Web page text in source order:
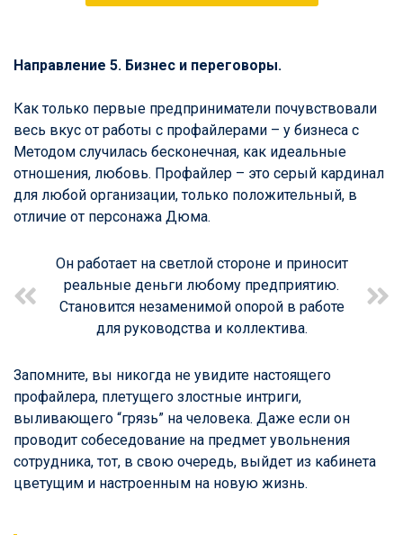
Направление 5. Бизнес и переговоры.
Как только первые предприниматели почувствовали
весь вкус от работы с профайлерами – у бизнеса с
Методом случилась бесконечная, как идеальные
отношения, любовь. Профайлер – это серый кардинал
для любой организации, только положительный, в
отличие от персонажа Дюма.
Он работает на светлой стороне и приносит
реальные деньги любому предприятию.
Становится незаменимой опорой в работе
для руководства и коллектива.
Запомните, вы никогда не увидите настоящего
профайлера, плетущего злостные интриги,
выливающего “грязь” на человека. Даже если он
проводит собеседование на предмет увольнения
сотрудника, тот, в свою очередь, выйдет из кабинета
цветущим и настроенным на новую жизнь.